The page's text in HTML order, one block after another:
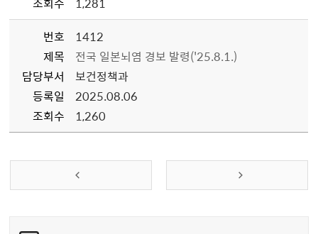
번호
1412
제목
전국 일본뇌염 경보 발령('25.8.1.)
담당부서
보건정책과
등록일
2025.08.06
조회수
1,260